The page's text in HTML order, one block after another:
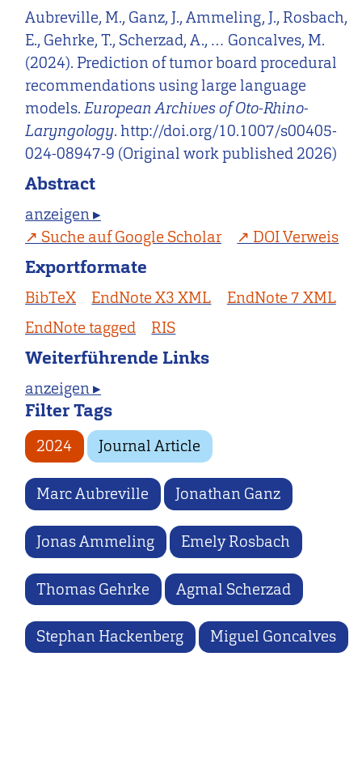
Aubreville, M., Ganz, J., Ammeling, J., Rosbach,
E., Gehrke, T., Scherzad, A., … Goncalves, M.
(2024). Prediction of tumor board procedural
recommendations using large language
models.European Archives of Oto-Rhino-
Laryngology. http://doi.org/10.1007/s00405-
024-08947-9 (Original work published 2026)
Abstract
anzeigen ▸
Suche auf Google Scholar
DOI Verweis
Exportformate
BibTeX EndNote X3 XML
EndNote 7 XML
EndNote tagged
RIS
Weiterführende Links
anzeigen ▸
Filter Tags
2024 Journal Article
Marc Aubreville Jonathan Ganz
Jonas Ammeling Emely Rosbach
Thomas Gehrke Agmal Scherzad
Stephan Hackenberg Miguel Goncalves